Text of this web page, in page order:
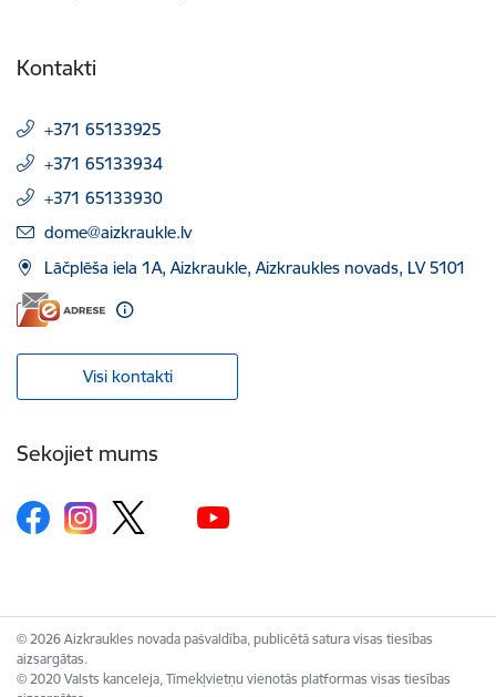
Kontakti
+371 65133925
+371 65133934
+371 65133930
E-pasts:
dome@aizkraukle.lv
Lāčplēša iela 1A, Aizkraukle, Aizkraukles novads, LV 5101
Visi kontakti
Sekojiet mums
© 2026 Aizkraukles novada pašvaldība, publicētā satura visas tiesības
aizsargātas.
© 2020 Valsts kanceleja, Tīmekļvietņu vienotās platformas visas tiesības